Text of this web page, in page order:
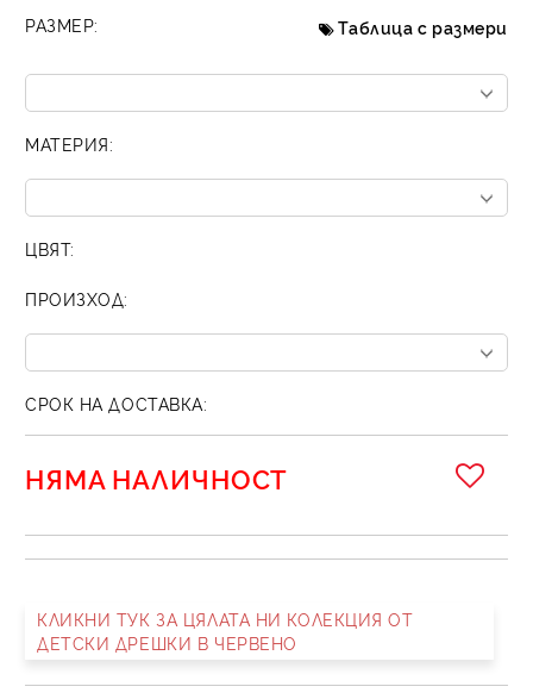
РАЗМЕР: Таблица с размери
МАТЕРИЯ:
ЦВЯТ:
ПРОИЗХОД:
СРОК НА ДОСТАВКА:
НЯМА НАЛИЧНОСТ
КЛИКНИ ТУК ЗА ЦЯЛАТА НИ КОЛЕКЦИЯ ОТ
ДЕТСКИ ДРЕШКИ В ЧЕРВЕНО